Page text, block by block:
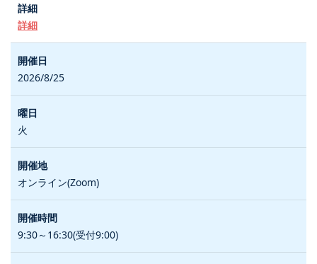
詳細
2026/8/25
火
オンライン(Zoom)
9:30～16:30(受付9:00)